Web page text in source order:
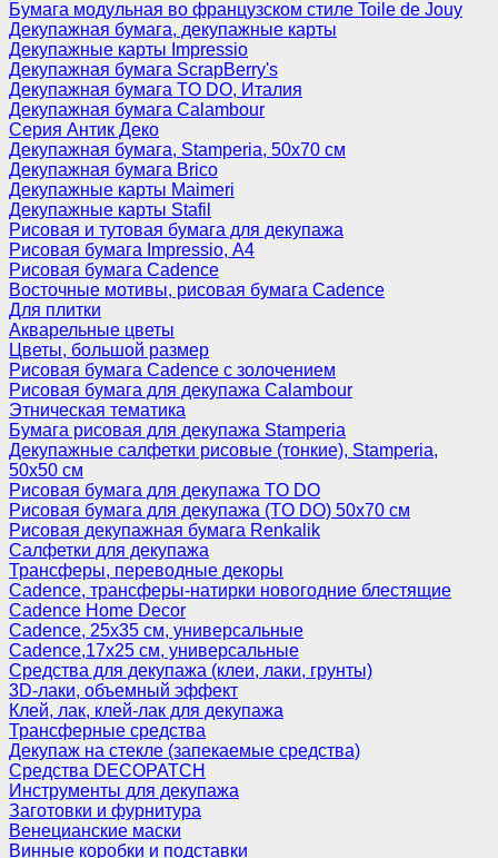
Бумага модульная во французском стиле Toile de Jouy
Декупажная бумага, декупажные карты
Декупажные карты Impressio
Декупажная бумага ScrapBerry's
Декупажная бумага TO DO, Италия
Декупажная бумага Calambour
Серия Антик Деко
Декупажная бумага, Stamperia, 50х70 см
Декупажная бумага Brico
Декупажные карты Maimeri
Декупажные карты Stafil
Рисовая и тутовая бумага для декупажа
Рисовая бумага Impressio, А4
Рисовая бумага Cadence
Восточные мотивы, рисовая бумага Cadence
Для плитки
Акварельные цветы
Цветы, большой размер
Рисовая бумага Cadence c золочением
Рисовая бумага для декупажа Calambour
Этническая тематика
Бумага рисовая для декупажа Stamperia
Декупажные салфетки рисовые (тонкие), Stamperia,
50х50 см
Рисовая бумага для декупажа TO DO
Рисовая бумага для декупажа (TO DO) 50х70 см
Рисовая декупажная бумага Renkalik
Салфетки для декупажа
Трансферы, переводные декоры
Cadence, трансферы-натирки новогодние блестящие
Cadence Home Decor
Cadence, 25х35 см, универсальные
Cadence,17х25 см, универсальные
Средства для декупажа (клеи, лаки, грунты)
3D-лаки, объемный эффект
Клей, лак, клей-лак для декупажа
Трансферные средства
Декупаж на стекле (запекаемые средства)
Средства DECOPATCH
Инструменты для декупажа
Заготовки и фурнитура
Венецианские маски
Винные коробки и подставки